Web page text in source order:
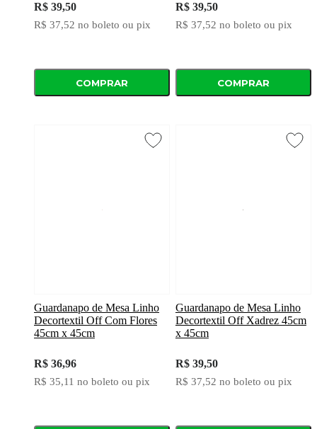
R$ 39,50
R$ 37,52 no boleto ou pix
COMPRAR
R$ 39,50
R$ 37,52 no boleto ou pix
COMPRAR
Guardanapo de Mesa Linho
Decortextil Off Com Flores
45cm x 45cm
R$ 36,96
R$ 35,11 no boleto ou pix
Guardanapo de Mesa Linho
Decortextil Off Xadrez 45cm
x 45cm
R$ 39,50
R$ 37,52 no boleto ou pix